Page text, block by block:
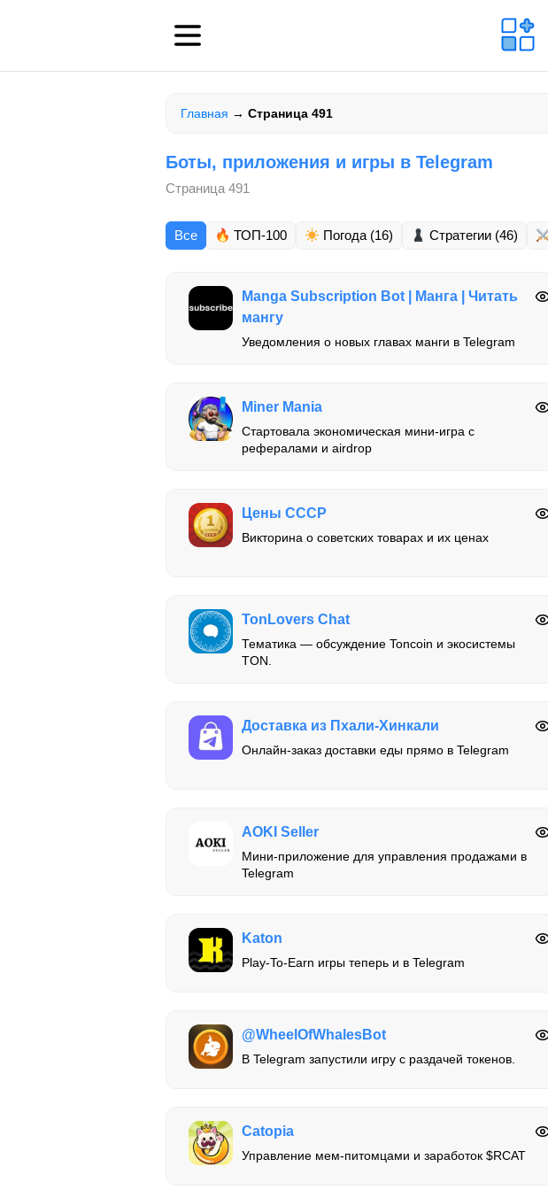
Главная → Страница 491
Боты, приложения и игры в Telegram
Страница 491
Все ТОП-100 Погода (16) Стратегии (46)
Manga Subscription Bot | Манга | Читать
мангу
Уведомления о новых главах манги в Telegram
Miner Mania
Стартовала экономическая мини-игра с
рефералами и airdrop
Цены СССР
Викторина о советских товарах и их ценах
TonLovers Chat
Тематика — обсуждение Toncoin и экосистемы
TON.
Доставка из Пхали-Хинкали
Онлайн-заказ доставки еды прямо в Telegram
AOKI Seller
Мини-приложение для управления продажами в
Telegram
Katon
Play-To-Earn игры теперь и в Telegram
@WheelOfWhalesBot
В Telegram запустили игру с раздачей токенов.
Catopia
Управление мем-питомцами и заработок $RCAT